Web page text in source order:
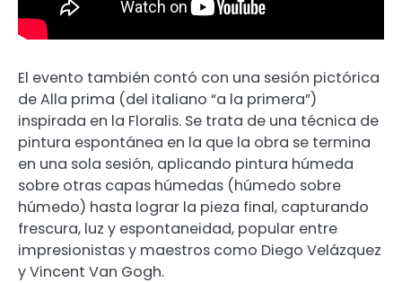
El evento también contó con una sesión pictórica
de Alla prima (del italiano “a la primera”)
inspirada en la Floralis. Se trata de una técnica de
pintura espontánea en la que la obra se termina
en una sola sesión, aplicando pintura húmeda
sobre otras capas húmedas (húmedo sobre
húmedo) hasta lograr la pieza final, capturando
frescura, luz y espontaneidad, popular entre
impresionistas y maestros como Diego Velázquez
y Vincent Van Gogh.